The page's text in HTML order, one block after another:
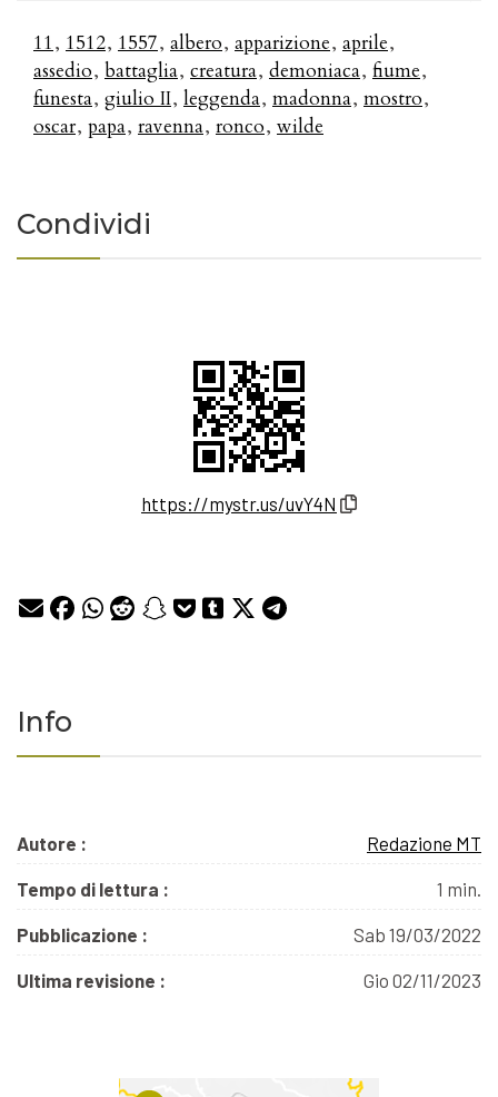
11 1512 1557 albero apparizione aprile
assedio battaglia creatura demoniaca fiume
funesta giulio II leggenda madonna mostro
oscar papa ravenna ronco wilde
Condividi
https://mystr.us/uvY4N
Info
Autore : Redazione MT
Tempo di lettura : 1 min.
Pubblicazione : Sab 19/03/2022
Ultima revisione : Gio 02/11/2023